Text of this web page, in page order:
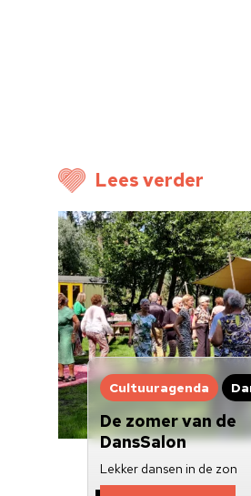
Lees verder
Cultuuragenda
De zomer van de
DansSalon
Lekker dansen in de zon